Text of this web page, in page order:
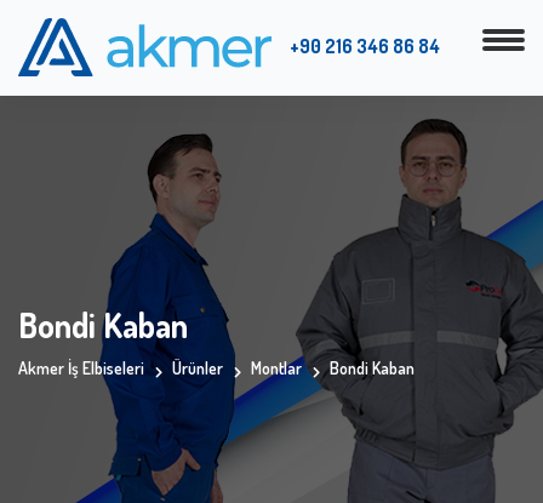
+90 216 346 86 84
Bondi Kaban
Akmer İş Elbiseleri Ürünler Montlar Bondi Kaban